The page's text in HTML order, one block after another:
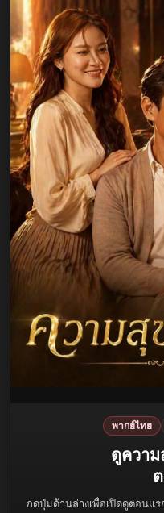
พากย์ไทย
ดูควา
กดปุ่มด้านล่างเพื่อเปิดดูตอนแ